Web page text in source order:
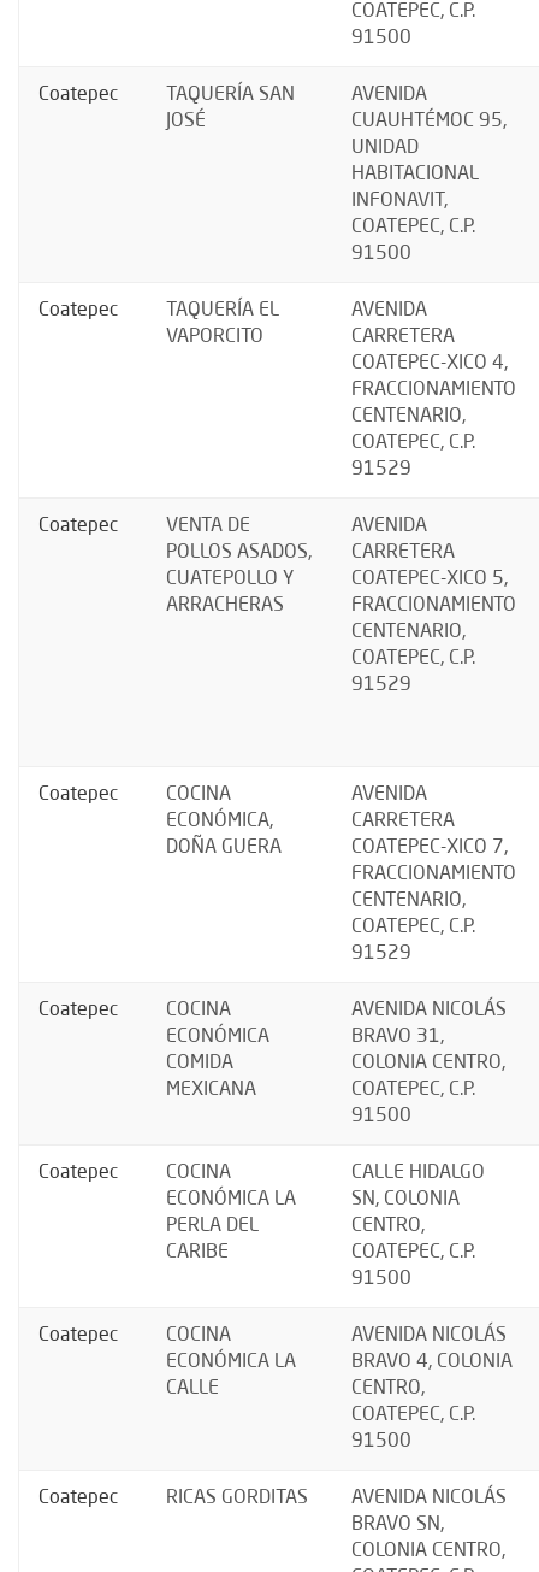
COATEPEC, C.P.
91500
Coatepec
TAQUERÍA SAN
JOSÉ
AVENIDA
CUAUHTÉMOC 95,
UNIDAD
HABITACIONAL
INFONAVIT,
COATEPEC, C.P.
91500
Coatepec
TAQUERÍA EL
VAPORCITO
AVENIDA
CARRETERA
COATEPEC-XICO 4,
FRACCIONAMIENTO
CENTENARIO,
COATEPEC, C.P.
91529
Coatepec
VENTA DE
POLLOS ASADOS,
CUATEPOLLO Y
ARRACHERAS
AVENIDA
CARRETERA
COATEPEC-XICO 5,
FRACCIONAMIENTO
CENTENARIO,
COATEPEC, C.P.
91529
Coatepec
COCINA
ECONÓMICA,
DOÑA GUERA
AVENIDA
CARRETERA
COATEPEC-XICO 7,
FRACCIONAMIENTO
CENTENARIO,
COATEPEC, C.P.
91529
Coatepec
COCINA
ECONÓMICA
COMIDA
MEXICANA
AVENIDA NICOLÁS
BRAVO 31,
COLONIA CENTRO,
COATEPEC, C.P.
91500
Coatepec
COCINA
ECONÓMICA LA
PERLA DEL
CARIBE
CALLE HIDALGO
SN, COLONIA
CENTRO,
COATEPEC, C.P.
91500
Coatepec
COCINA
ECONÓMICA LA
CALLE
AVENIDA NICOLÁS
BRAVO 4, COLONIA
CENTRO,
COATEPEC, C.P.
91500
Coatepec RICAS GORDITAS
AVENIDA NICOLÁS
BRAVO SN,
COLONIA CENTRO,